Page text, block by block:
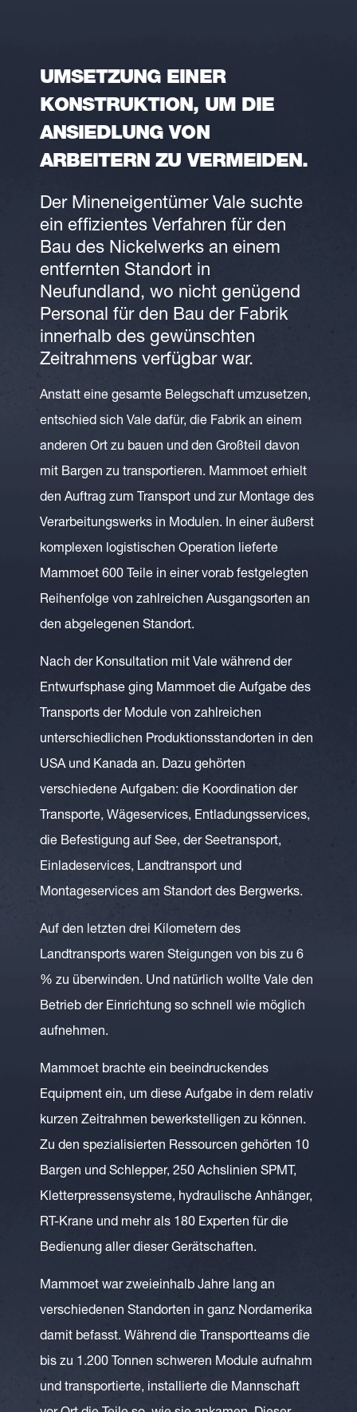
UMSETZUNG EINER
KONSTRUKTION, UM DIE
ANSIEDLUNG VON
ARBEITERN ZU VERMEIDEN.
Der Mineneigentümer Vale suchte
ein effizientes Verfahren für den
Bau des Nickelwerks an einem
entfernten Standort in
Neufundland, wo nicht genügend
Personal für den Bau der Fabrik
innerhalb des gewünschten
Zeitrahmens verfügbar war.
Anstatt eine gesamte Belegschaft umzusetzen,
entschied sich Vale dafür, die Fabrik an einem
anderen Ort zu bauen und den Großteil davon
mit Bargen zu transportieren. Mammoet erhielt
den Auftrag zum Transport und zur Montage des
Verarbeitungswerks in Modulen. In einer äußerst
komplexen logistischen Operation lieferte
Mammoet 600 Teile in einer vorab festgelegten
Reihenfolge von zahlreichen Ausgangsorten an
den abgelegenen Standort.
Nach der Konsultation mit Vale während der
Entwurfsphase ging Mammoet die Aufgabe des
Transports der Module von zahlreichen
unterschiedlichen Produktionsstandorten in den
USA und Kanada an. Dazu gehörten
verschiedene Aufgaben: die Koordination der
Transporte, Wägeservices, Entladungsservices,
die Befestigung auf See, der Seetransport,
Einladeservices, Landtransport und
Montageservices am Standort des Bergwerks.
Auf den letzten drei Kilometern des
Landtransports waren Steigungen von bis zu 6
% zu überwinden. Und natürlich wollte Vale den
Betrieb der Einrichtung so schnell wie möglich
aufnehmen.
Mammoet brachte ein beeindruckendes
Equipment ein, um diese Aufgabe in dem relativ
kurzen Zeitrahmen bewerkstelligen zu können.
Zu den spezialisierten Ressourcen gehörten 10
Bargen und Schlepper, 250 Achslinien SPMT,
Kletterpressensysteme, hydraulische Anhänger,
RT-Krane und mehr als 180 Experten für die
Bedienung aller dieser Gerätschaften.
Mammoet war zweieinhalb Jahre lang an
verschiedenen Standorten in ganz Nordamerika
damit befasst. Während die Transportteams die
bis zu 1.200 Tonnen schweren Module aufnahm
und transportierte, installierte die Mannschaft